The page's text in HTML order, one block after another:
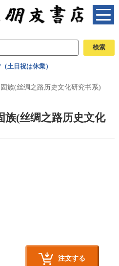
土日祝は休業）
族(丝绸之路历史文化研究书系)
族(丝绸之路历史文化
注文する